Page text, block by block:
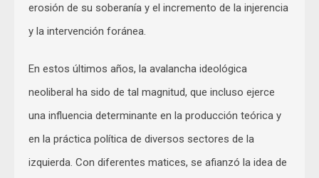
erosión de su soberanía y el incremento de la injerencia
y la intervención foránea.
En estos últimos años, la avalancha ideológica
neoliberal ha sido de tal magnitud, que incluso ejerce
una influencia determinante en la producción teórica y
en la práctica política de diversos sectores de la
izquierda. Con diferentes matices, se afianzó la idea de